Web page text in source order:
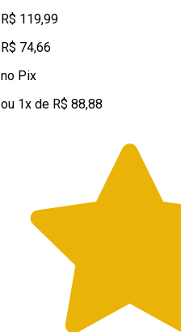
R$ 119,99
R$ 74,66
no Pix
ou 1x de R$ 88,88